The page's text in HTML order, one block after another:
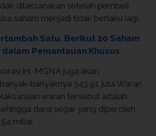
dilaksanakan setelah pembeli
saham menjadi tidak berlaku lagi.
Satu, Berikut 20 Saham
Pemantauan Khusus
ini, MGNA juga akan
banyaknya 343,91 juta Waran
waran tersebut adalah
dana segar yang diperoleh
miliar.